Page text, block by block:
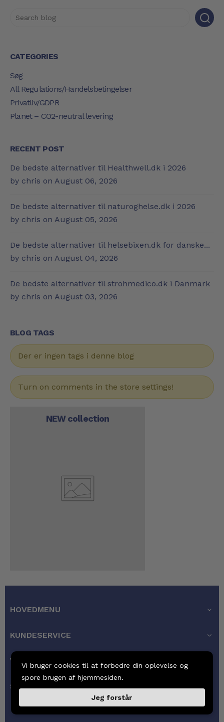
CATEGORIES
Søg
All Regulations/Handelsbetingelser
Privatliv/GDPR
Planet – CO2-neutral levering
RECENT POST
De bedste alternativer til Healthwell.dk i 2026
by chris on August 06, 2026
De bedste alternativer til naturoghelse.dk i 2026
by chris on August 05, 2026
De bedste alternativer til helsebixen.dk for danske...
by chris on August 04, 2026
De bedste alternativer til strohmedico.dk i Danmark
by chris on August 03, 2026
BLOG TAGS
Der er ingen tags i denne blog
Turn on comments in the store settings!
NEW collection
HOVEDMENU
KUNDESERVICE
VORES GARANTI
SIDEFODSMENU
Vi bruger cookies til at forbedre din oplevelse og
spore brugen af hjemmesiden.
Jeg forstår